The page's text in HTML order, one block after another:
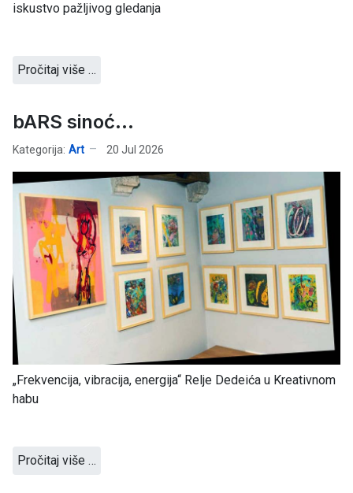
iskustvo pažljivog gledanja
Pročitaj više …
bARS sinoć...
Kategorija: Art 20 Jul 2026
„Frekvencija, vibracija, energija“ Relje Dedeića u Kreativnom
habu
Pročitaj više …